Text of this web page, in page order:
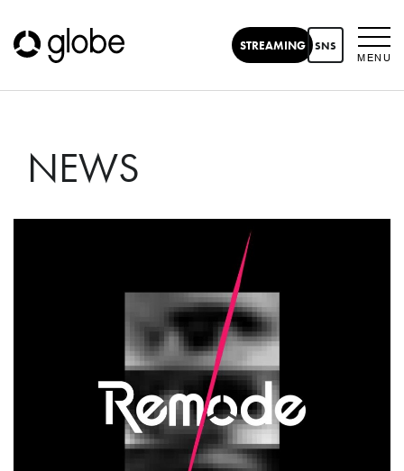
STREAMING SNS
MENU
NEWS